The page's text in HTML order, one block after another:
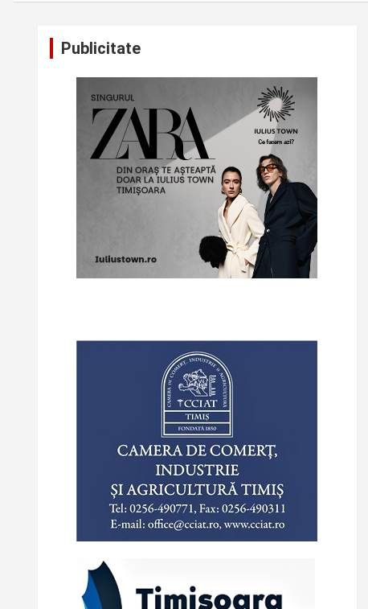
Publicitate